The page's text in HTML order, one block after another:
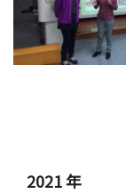
2021 年